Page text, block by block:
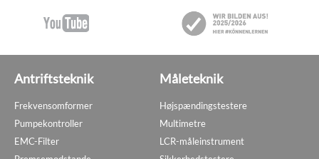
Antriftsteknik
Frekvensomformer
Pumpekontroller
EMC-Filter
Måleteknik
Højspændingstestere
Multimetre
LCR-måleinstrument